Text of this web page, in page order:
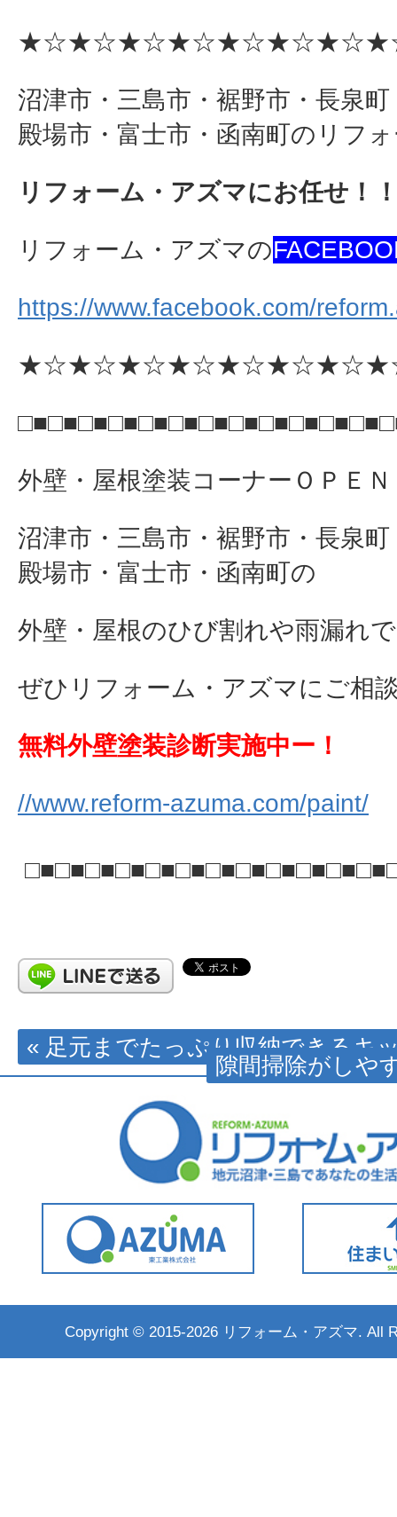
沼津市・三島市・裾野市・長泉
殿場市・富士市・函南町のリフ
リフォーム・アズマにお任せ！
リフォーム・アズマの
https://www.facebook.com/
外壁・屋根塗装コーナーＯＰＥ
沼津市・三島市・裾野市・長泉
殿場市・富士市・函南町の
外壁・屋根のひび割れや雨漏れ
ぜひリフォーム・アズマにご相
無料外壁塗装診断実施中ー！
//www.reform-azuma.com/paint/
« 足元までたっぷり収納できるキ
隙間掃除がしや
Copyright © 2015-2026 リフォーム・アズマ. All